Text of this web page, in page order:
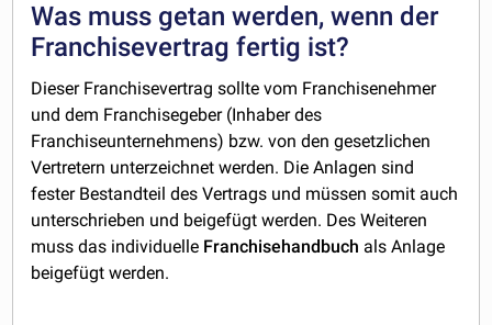
Was muss getan werden, wenn der
Franchisevertrag fertig ist?
Dieser Franchisevertrag sollte vom Franchisenehmer
und dem Franchisegeber (Inhaber des
Franchiseunternehmens) bzw. von den gesetzlichen
Vertretern unterzeichnet werden. Die Anlagen sind
fester Bestandteil des Vertrags und müssen somit auch
unterschrieben und beigefügt werden. Des Weiteren
muss das individuelle Franchisehandbuch als Anlage
beigefügt werden.